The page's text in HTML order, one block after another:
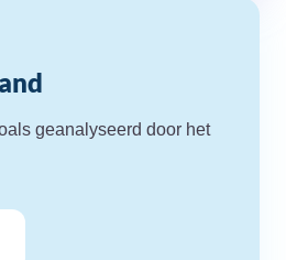
geanalyseerd door het